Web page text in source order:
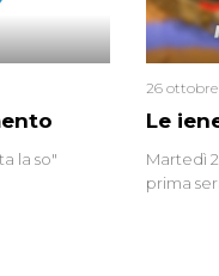
la so"
Le
26 ottobre
Martedì
prima